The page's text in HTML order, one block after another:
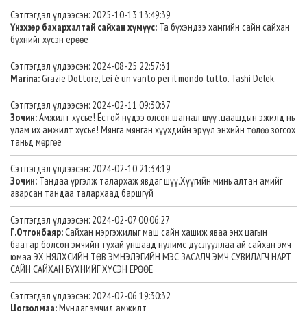
Сэтггэгдэл үлдээсэн: 2025-10-13 13:49:39
Үнэхээр бахархалтай сайхан хүмүүс: Та бүхэндээ хамгийн сайн сайхан
бүхнийг хүсэн ерөөе
Сэтггэгдэл үлдээсэн: 2024-08-25 22:57:31
Marina:Grazie Dottore, Lei è un vanto per il mondo tutto. Tashi Delek.
Сэтггэгдэл үлдээсэн: 2024-02-11 09:30:37
Зочин:Амжилт хүсье! Ёстой нүдээ олсон шагнал шүү .цаашдын эжилд нь
улам их амжилт хүсье! Мянга мянган хүүхдийн эрүүл энхийн төлөө зогсох
таньд мөргөе
Сэтггэгдэл үлдээсэн: 2024-02-10 21:34:19
Зочин: Тандаа үргэлж талархаж явдаг шүү.Хүүгийн минь алтан амийг
аварсан тандаа талархаад баршгүй
Сэтггэгдэл үлдээсэн: 2024-02-07 00:06:27
Г.Отгонбаяр:Сайхан мэргэжилыг маш сайн хашиж яваа энх цагын
баатар болсон эмчийн тухай уншаад нулимс дуслууллаа ай сайхан эмч
юмаа ЭХ НЯЛХСИЙН ТӨВ ЭМНЭЛЭГИЙН МЭС ЗАСАЛЧ ЭМЧ СУВИЛАГЧ НАРТ
САЙН САЙХАН БҮХНИЙГ ХҮСЭН ЕРӨӨЕ
Сэтггэгдэл үлдээсэн: 2024-02-06 19:30:32
Цогзолмаа:Мундаг эмчид амжилт